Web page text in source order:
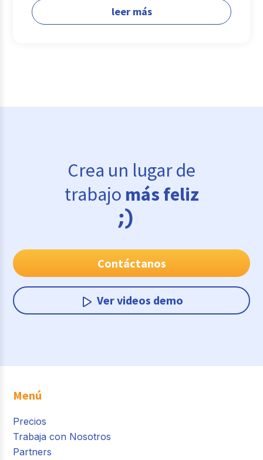
leer más
Crea un lugar de
trabajo más feliz
Contáctanos
Ver videos demo
Menú
Precios
Trabaja con Nosotros
Partners